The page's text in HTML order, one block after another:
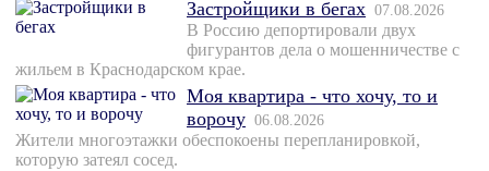
Застройщики в бегах 07.08.2026
В Россию депортировали двух
фигурантов дела о мошенничестве с
жильем в Краснодарском крае.
Моя квартира - что хочу, то и
ворочу 06.08.2026
Жители многоэтажки обеспокоены перепланировкой,
которую затеял сосед.